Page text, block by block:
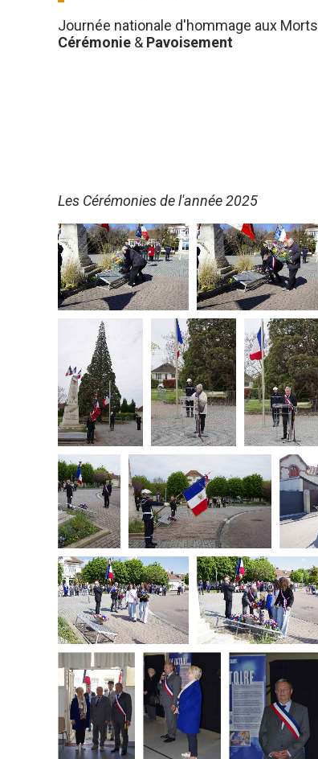
Journée nationale d'hommage aux
Cérémonie & Pavoisement
Les Cérémonies de l'année 2025